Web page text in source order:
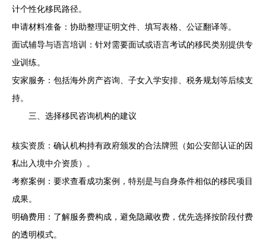
计个性化移民路径。
申请材料准备：协助整理证明文件、填写表格、公证翻译等。
面试辅导与语言培训：针对需要面试或语言考试的移民类别提供专
业训练。
安家服务：包括海外房产咨询、子女入学安排、税务规划等后续支
持。
三、选择移民咨询机构的建议
核实资质：确认机构持有政府颁发的合法牌照（如公安部认证的因
私出入境中介资质）。
考察案例：要求查看成功案例，特别是与自身条件相似的移民项目
成果。
明确费用：了解服务费构成，避免隐藏收费，优先选择按阶段付费
的透明模式。